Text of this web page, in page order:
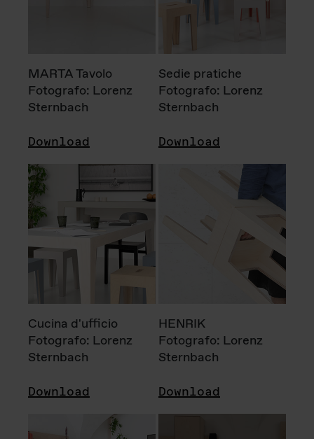
MARTA Tavolo
Fotografo: Lorenz
Sternbach
Download
Sedie pratiche
Fotografo: Lorenz
Sternbach
Download
Cucina d'ufficio
Fotografo: Lorenz
Sternbach
Download
HENRIK
Fotografo: Lorenz
Sternbach
Download